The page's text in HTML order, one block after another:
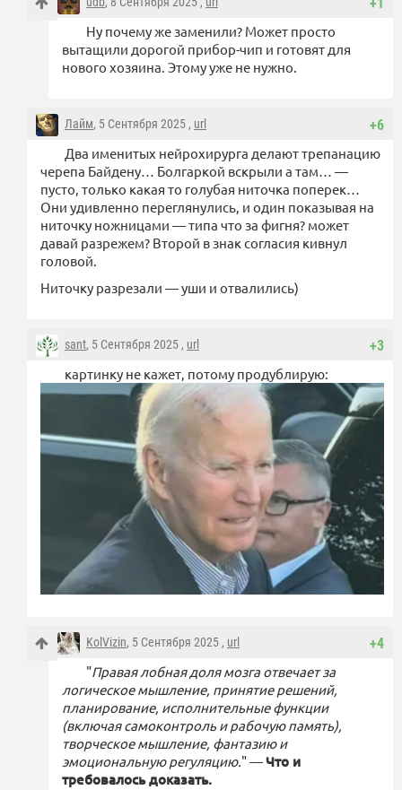
+1
Ну почему же заменили? Может просто
вытащили дорогой прибор-чип и готовят для
нового хозяина. Этому уже не нужно.
+6
Лайм, 5 Сентября 2025 , url
Два именитых нейрохирурга делают трепанацию
черепа Байдену… Болгаркой вскрыли а там… —
пусто, только какая то голубая ниточка поперек…
Они удивленно переглянулись, и один показывая на
ниточку ножницами — типа что за фигня? может
давай разрежем? Второй в знак согласия кивнул
головой.
Ниточку разрезали — уши и отвалились)
+3
sant, 5 Сентября 2025 , url
картинку не кажет, потому продублирую:
+4
KolVizin, 5 Сентября 2025 , url
"Правая лобная доля мозга отвечает за
логическое мышление, принятие решений,
планирование, исполнительные функции
(включая самоконтроль и рабочую память),
творческое мышление, фантазию и
эмоциональную регуляцию." —Что и
требовалось доказать.